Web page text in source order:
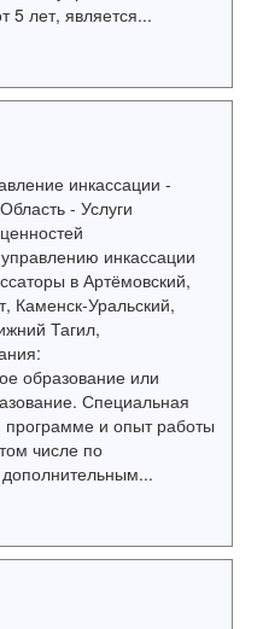
5 лет, является...
инкассации -
- Услуги
инкассации
в Артёмовский,
Каменск-Уральский,
Тагил,
образование или
Специальная
программе и опыт работы
числе по